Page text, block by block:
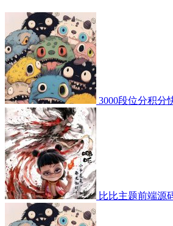
3000段位分积分
比比主题前端源